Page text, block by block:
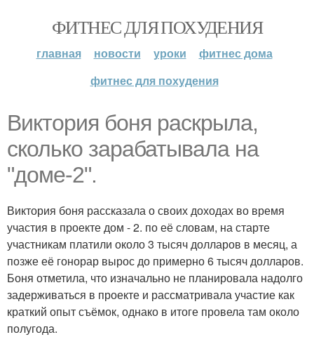
ФИТНЕС ДЛЯ ПОХУДЕНИЯ
главная новости уроки
фитнес дома
фитнес для похудения
Виктория боня раскрыла,
сколько зарабатывала на
"доме-2".
Виктория боня рассказала о своих доходах во время
участия в проекте дом - 2. по её словам, на старте
участникам платили около 3 тысяч долларов в месяц, а
позже её гонорар вырос до примерно 6 тысяч долларов.
Боня отметила, что изначально не планировала надолго
задерживаться в проекте и рассматривала участие как
краткий опыт съёмок, однако в итоге провела там около
полугода.